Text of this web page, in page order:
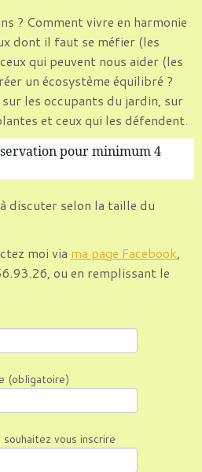
? Comment vivre en harmonie
dont il faut se méfier (les
qui peuvent nous aider (les
un écosystème équilibré ?
les occupants du jardin, sur
et ceux qui les défendent.
pour minimum 4
discuter selon la taille du
moi via ma page Facebook,
ou en remplissant le
(obligatoire)
vous inscrire